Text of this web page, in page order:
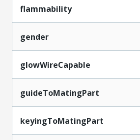
flammability
gender
glowWireCapable
guideToMatingPart
keyingToMatingPart